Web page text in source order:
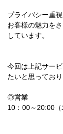
プライバシー重
お客様の魅力を
しています。
今回は上記サー
たいと思っており
◎営業
10：00～20:00（